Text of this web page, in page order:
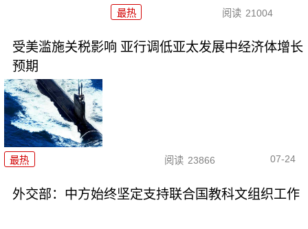
最热 阅读 21004
受美滥施关税影响 亚行调低亚太发展中经济体增长
预期
最热 阅读 23866 07-24
外交部：中方始终坚定支持联合国教科文组织工作